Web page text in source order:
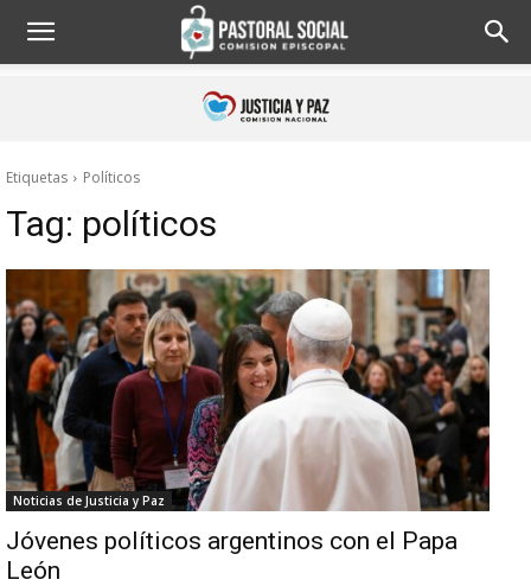
Etiquetas Políticos
Tag: políticos
Noticias de Justicia y Paz
Jóvenes políticos argentinos con el Papa
León